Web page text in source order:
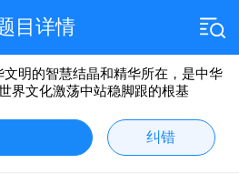
目详情
明的智慧结晶和精华所在，是中华
界文化激荡中站稳脚跟的根基
纠错